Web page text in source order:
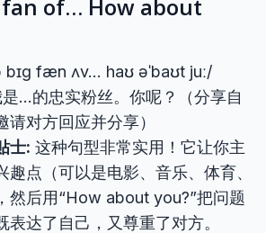
fan of… How about
bɪɡ fæn ʌv… haʊ əˈbaʊt juː/
…的忠实粉丝。你呢？（分享自
请对方回应并分享）
士: 这种句型非常实用！它让你主
趣点（可以是电影、音乐、体育、
然后用“How about you?”把问题
表达了自己，又尊重了对方。